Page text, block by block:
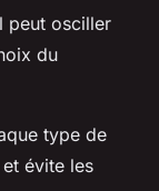
peut osciller
du
type de
et évite les